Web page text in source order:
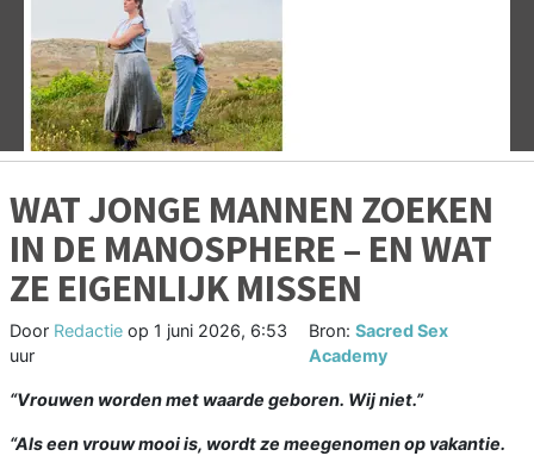
Vorige
WAT JONGE MANNEN ZOEKEN
IN DE MANOSPHERE – EN WAT
ZE EIGENLIJK MISSEN
Door Redactie op 1 juni 2026, 6:53
uur
Bron:Sacred Sex
Academy
“Vrouwen worden met waarde geboren. Wij niet.”
“Als een vrouw mooi is, wordt ze meegenomen op vakantie.